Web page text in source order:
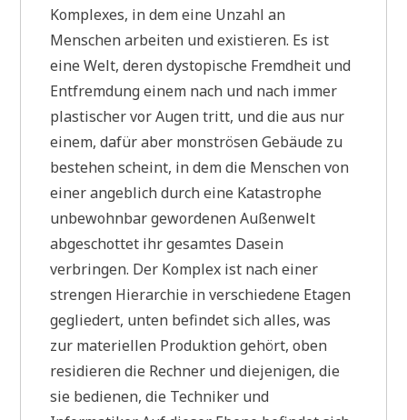
Komplexes, in dem eine Unzahl an
Menschen arbeiten und existieren. Es ist
eine Welt, deren dystopische Fremdheit und
Entfremdung einem nach und nach immer
plastischer vor Augen tritt, und die aus nur
einem, dafür aber monströsen Gebäude zu
bestehen scheint, in dem die Menschen von
einer angeblich durch eine Katastrophe
unbewohnbar gewordenen Außenwelt
abgeschottet ihr gesamtes Dasein
verbringen. Der Komplex ist nach einer
strengen Hierarchie in verschiedene Etagen
gegliedert, unten befindet sich alles, was
zur materiellen Produktion gehört, oben
residieren die Rechner und diejenigen, die
sie bedienen, die Techniker und